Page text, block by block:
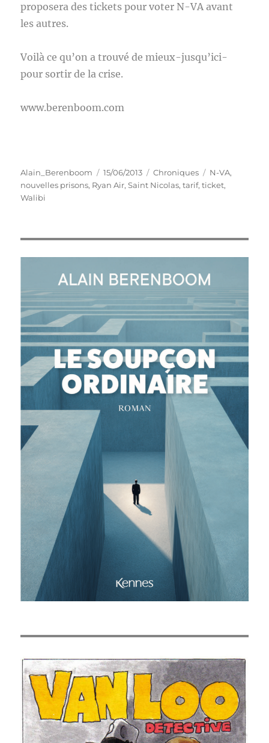
proposera des tickets pour voter N-VA avant
les autres.
Voilà ce qu’on a trouvé de mieux-jusqu’ici-
pour sortir de la crise.
www.berenboom.com
Auteur
Alain_Berenboom
Publié
le
15/06/2013 Catégories
Chroniques Étiquettes
N-VA,
nouvelles prisons, Ryan Air,Saint Nicolas,tarif,ticket,
Walibi